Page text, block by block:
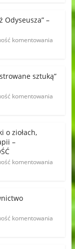
Odyseusza” –
komentowania
sztuką”
komentowania
o ziołach,
–
komentowania
komentowania